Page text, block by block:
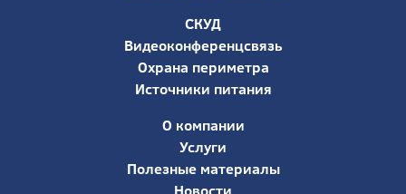
СКУД
Видеоконференцсвязь
Охрана периметра
Источники питания
О компании
Услуги
Полезные материалы